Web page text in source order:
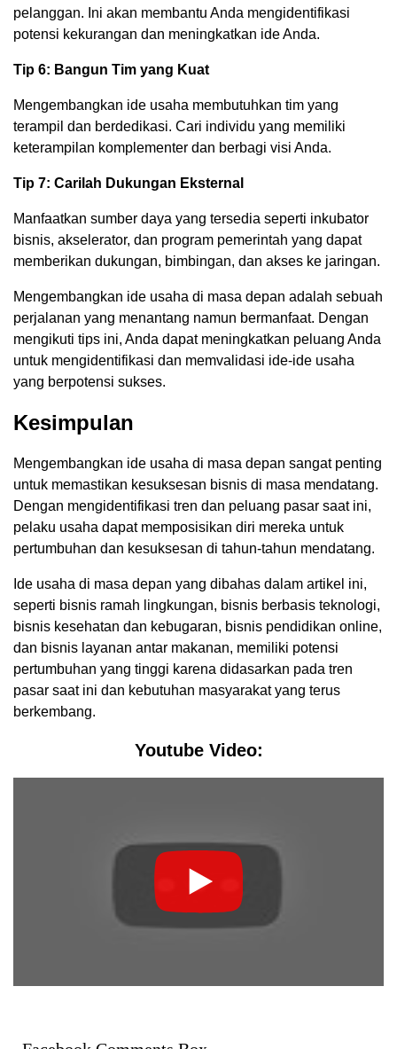
pelanggan. Ini akan membantu Anda mengidentifikasi
potensi kekurangan dan meningkatkan ide Anda.
Tip 6: Bangun Tim yang Kuat
Mengembangkan ide usaha membutuhkan tim yang
terampil dan berdedikasi. Cari individu yang memiliki
keterampilan komplementer dan berbagi visi Anda.
Tip 7: Carilah Dukungan Eksternal
Manfaatkan sumber daya yang tersedia seperti inkubator
bisnis, akselerator, dan program pemerintah yang dapat
memberikan dukungan, bimbingan, dan akses ke jaringan.
Mengembangkan ide usaha di masa depan adalah sebuah
perjalanan yang menantang namun bermanfaat. Dengan
mengikuti tips ini, Anda dapat meningkatkan peluang Anda
untuk mengidentifikasi dan memvalidasi ide-ide usaha
yang berpotensi sukses.
Kesimpulan
Mengembangkan ide usaha di masa depan sangat penting
untuk memastikan kesuksesan bisnis di masa mendatang.
Dengan mengidentifikasi tren dan peluang pasar saat ini,
pelaku usaha dapat memposisikan diri mereka untuk
pertumbuhan dan kesuksesan di tahun-tahun mendatang.
Ide usaha di masa depan yang dibahas dalam artikel ini,
seperti bisnis ramah lingkungan, bisnis berbasis teknologi,
bisnis kesehatan dan kebugaran, bisnis pendidikan online,
dan bisnis layanan antar makanan, memiliki potensi
pertumbuhan yang tinggi karena didasarkan pada tren
pasar saat ini dan kebutuhan masyarakat yang terus
berkembang.
Youtube Video: